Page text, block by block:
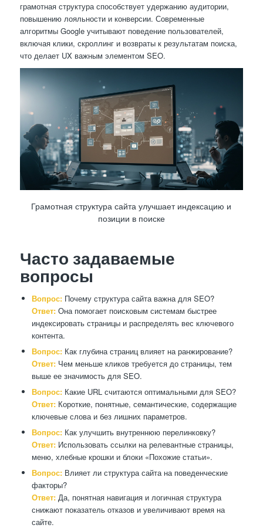
грамотная структура способствует удержанию аудитории,
повышению лояльности и конверсии. Современные
алгоритмы Google учитывают поведение пользователей,
включая клики, скроллинг и возвраты к результатам поиска,
что делает UX важным элементом SEO.
Грамотная структура сайта улучшает индексацию и
позиции в поиске
Часто задаваемые
вопросы
Вопрос:Почему структура сайта важна для SEO?
Ответ:Она помогает поисковым системам быстрее
индексировать страницы и распределять вес ключевого
контента.
Вопрос:Как глубина страниц влияет на ранжирование?
Ответ:Чем меньше кликов требуется до страницы, тем
выше ее значимость для SEO.
Вопрос:Какие URL считаются оптимальными для SEO?
Ответ:Короткие, понятные, семантические, содержащие
ключевые слова и без лишних параметров.
Вопрос:Как улучшить внутреннюю перелинковку?
Ответ:Использовать ссылки на релевантные страницы,
меню, хлебные крошки и блоки «Похожие статьи».
Вопрос:Влияет ли структура сайта на поведенческие
факторы?
Ответ:Да, понятная навигация и логичная структура
снижают показатель отказов и увеличивают время на
сайте.